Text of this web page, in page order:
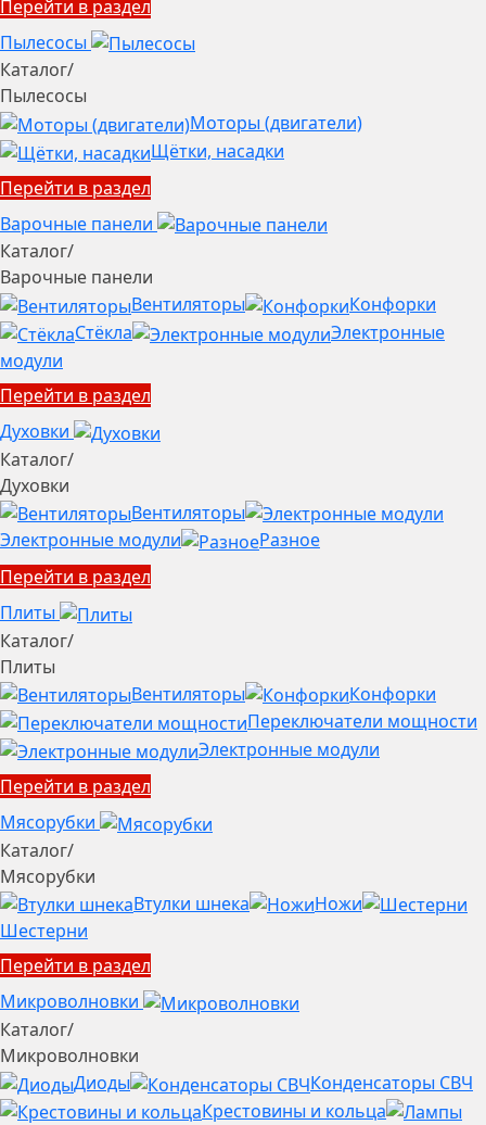
Перейти в раздел
Пылесосы
Каталог/
Пылесосы
Моторы (двигатели)
Щётки, насадки
Перейти в раздел
Варочные панели
Каталог/
Варочные панели
Вентиляторы
Конфорки
Стёкла
Электронные
модули
Перейти в раздел
Духовки
Каталог/
Духовки
Вентиляторы
Электронные модули
Разное
Перейти в раздел
Плиты
Каталог/
Плиты
Вентиляторы
Конфорки
Переключатели мощности
Электронные модули
Перейти в раздел
Мясорубки
Каталог/
Мясорубки
Втулки шнека
Ножи
Шестерни
Перейти в раздел
Микроволновки
Каталог/
Микроволновки
Диоды
Конденсаторы СВЧ
Крестовины и кольца